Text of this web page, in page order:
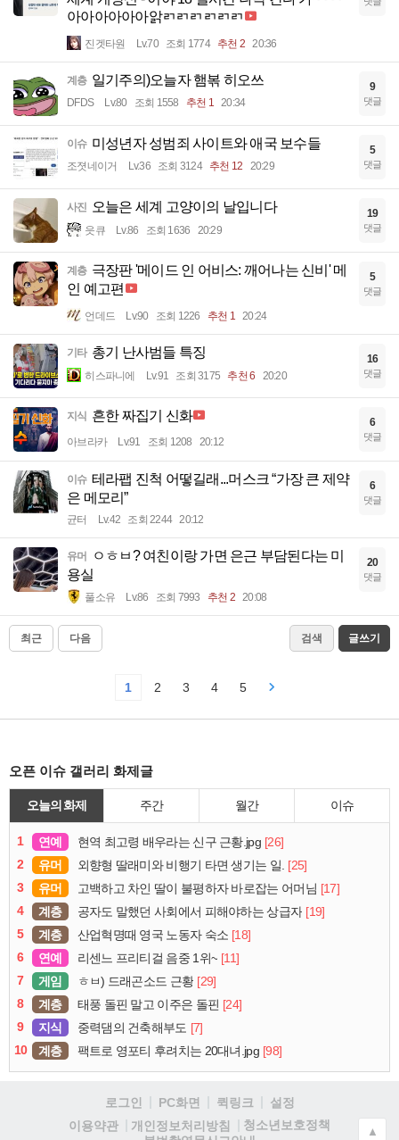
아아아아아아앍ㄺㄺㄺㄺㄺㄺ
진겟타원 Lv.70 조회 1774 추천 2 20:36
계층 일기주의)오늘자 햄볶 히오쓰
DFDS Lv.80 조회 1558 추천 1 20:34
9
댓글
이슈 미성년자 성범죄 사이트와 애국 보수들
조졋네이거 Lv.36 조회 3124 추천 12 20:29
5
댓글
사진 오늘은 세계 고양이의 날입니다
읏큐 Lv.86 조회 1636 20:29
19
댓글
계층 극장판 '메이드 인 어비스: 깨어나는 신비' 메
인 예고편
언데드 Lv.90 조회 1226 추천 1 20:24
5
댓글
기타 총기 난사범들 특징
히스파니에 Lv.91 조회 3175 추천 6 20:20
16
댓글
지식 흔한 짜집기 신화
아브라카 Lv.91 조회 1208 20:12
6
댓글
이슈 테라팹 진척 어떻길래...머스크 “가장 큰 제약
은 메모리”
균터 Lv.42 조회 2244 20:12
6
댓글
유머
ㅇㅎㅂ? 여친이랑 가면 은근 부담된다는 미
용실
풀소유 Lv.86 조회 7993 추천 2 20:08
20
댓글
최근 다음 검색 글쓰기
1 2 3 4 5
오픈 이슈 갤러리 화제글
오늘의 화제 주간 월간 이슈
1 연예 현역 최고령 배우라는 신구 근황.jpg [26]
2
유머 외향형 딸래미와 비행기 타면 생기는 일. [25]
3
유머 고백하고 차인 딸이 불평하자 바로잡는 어머님 [17]
4
계층 공자도 말했던 사회에서 피해야하는 상급자 [19]
5
계층 산업혁명때 영국 노동자 숙소 [18]
6
연예 리센느 프리티걸 음중 1위~ [11]
7
게임 ㅎㅂ) 드래곤소드 근황 [29]
8
계층 태풍 돌핀 말고 이주은 돌핀 [24]
9
지식 중력댐의 건축해부도 [7]
10
계층 팩트로 영포티 후려치는 20대녀.jpg [98]
로그인 PC화면 퀵링크
설정
이용약관
개인정보처리방침
청소년보호정책
▲